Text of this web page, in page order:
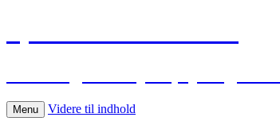
Menu Videre til indhold